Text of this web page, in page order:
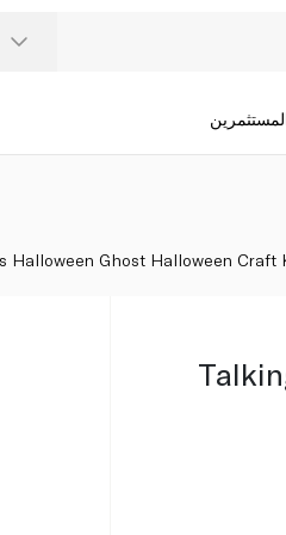
Halloween Ghost Halloween Craft